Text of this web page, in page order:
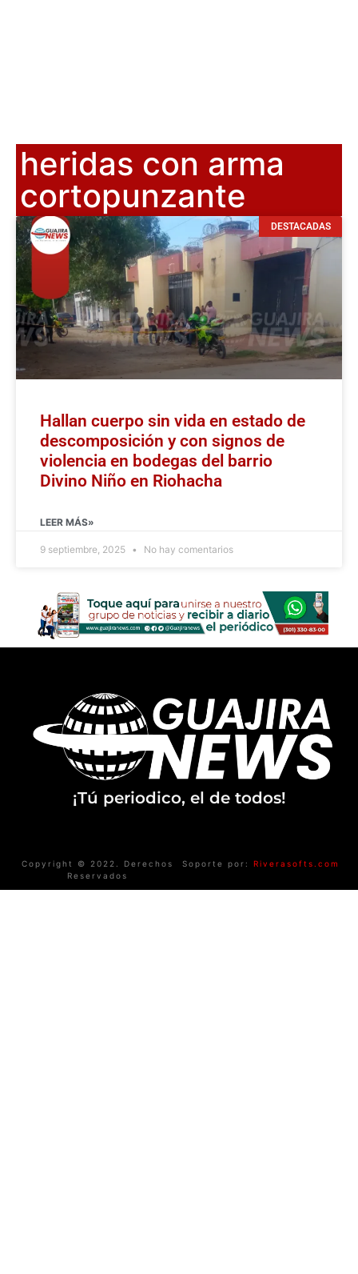
heridas con arma
cortopunzante
DESTACADAS
Hallan cuerpo sin vida en estado de
descomposición y con signos de
violencia en bodegas del barrio
Divino Niño en Riohacha
LEER MÁS»
9 septiembre, 2025 No hay comentarios
¡Tú periodico, el de todos!
Copyright © 2022. Derechos
Reservados
Soporte por: Riverasofts.com